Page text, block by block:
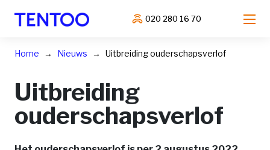
020 280 16 70
Home Nieuws Uitbreiding ouderschapsverlof
Uitbreiding
ouderschapsverlof